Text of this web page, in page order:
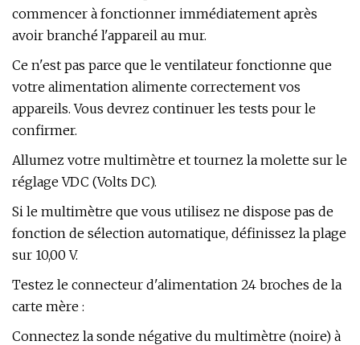
commencer à fonctionner immédiatement après
avoir branché l'appareil au mur.
Ce n'est pas parce que le ventilateur fonctionne que
votre alimentation alimente correctement vos
appareils. Vous devrez continuer les tests pour le
confirmer.
Allumez votre multimètre et tournez la molette sur le
réglage VDC (Volts DC).
Si le multimètre que vous utilisez ne dispose pas de
fonction de sélection automatique, définissez la plage
sur 10,00 V.
Testez le connecteur d'alimentation 24 broches de la
carte mère :
Connectez la sonde négative du multimètre (noire) à